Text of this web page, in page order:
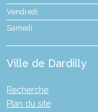
Vendredi
Samedi
Ville de Dardilly
Recherche
Plan du site